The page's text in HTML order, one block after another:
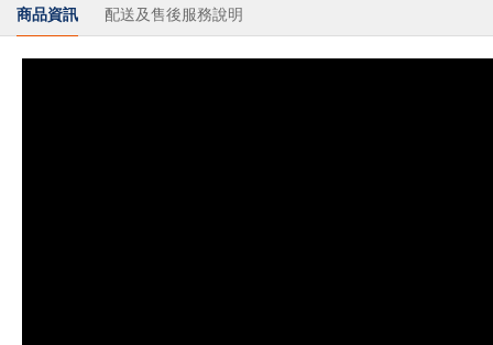
商品資訊 配送及售後服務說明